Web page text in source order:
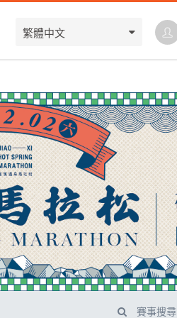
繁體中文
賽事搜尋